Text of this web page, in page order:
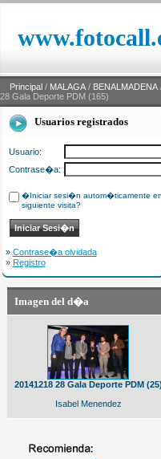
Principal / MALAGA / BENALMADENA
28 Gala Deporte PDM (165)
Usuarios registrados
Usuario:
Contrase�a:
�Iniciar sesi�n autom�ticamente
siguiente visita?
» Contrase�a olvidada
» Registro
Imagen del d�a
20141218 28 Gala Deporte PDM (25)
Isabel Menendez